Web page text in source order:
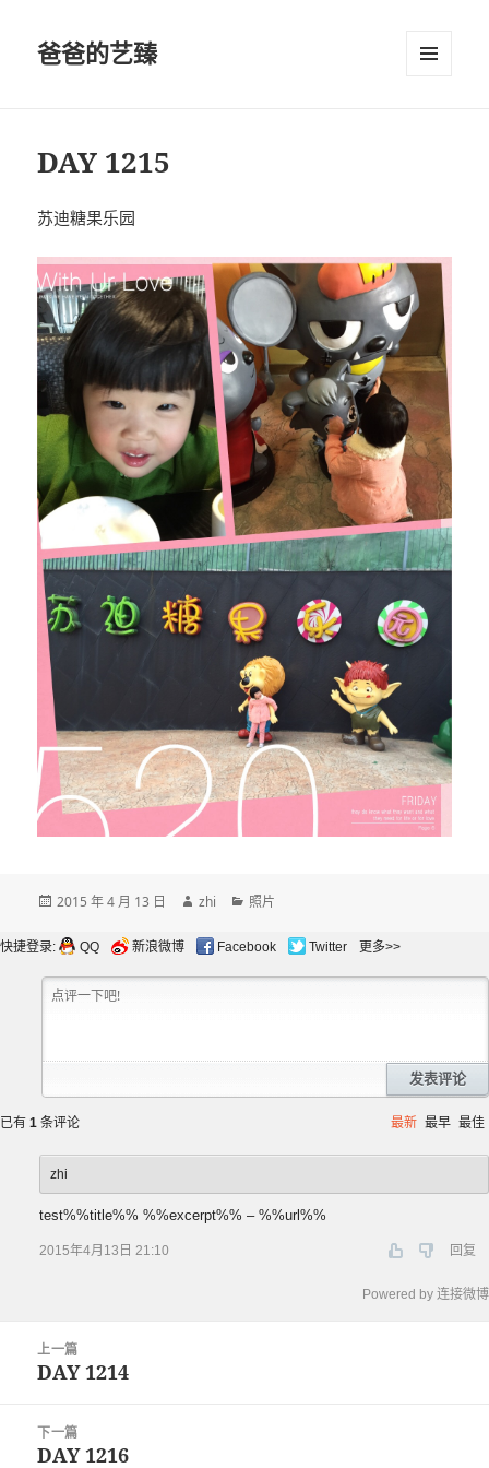
爸爸的艺臻
DAY 1215
苏迪糖果乐园
发
于
2015 年 4 月 13 日
作
zhi
分
照片
快捷登录: QQ 新浪微博 Facebook Twitter 更多>>
发表评论
已有 1 条评论 最新 最早 最佳
zhi
test%%title%% %%excerpt%% – %%url%%
2015年4月13日 21:10 回复
Powered by 连接微博
上一篇
上
文
章：
DAY 1214
下一篇
下
DAY 1216